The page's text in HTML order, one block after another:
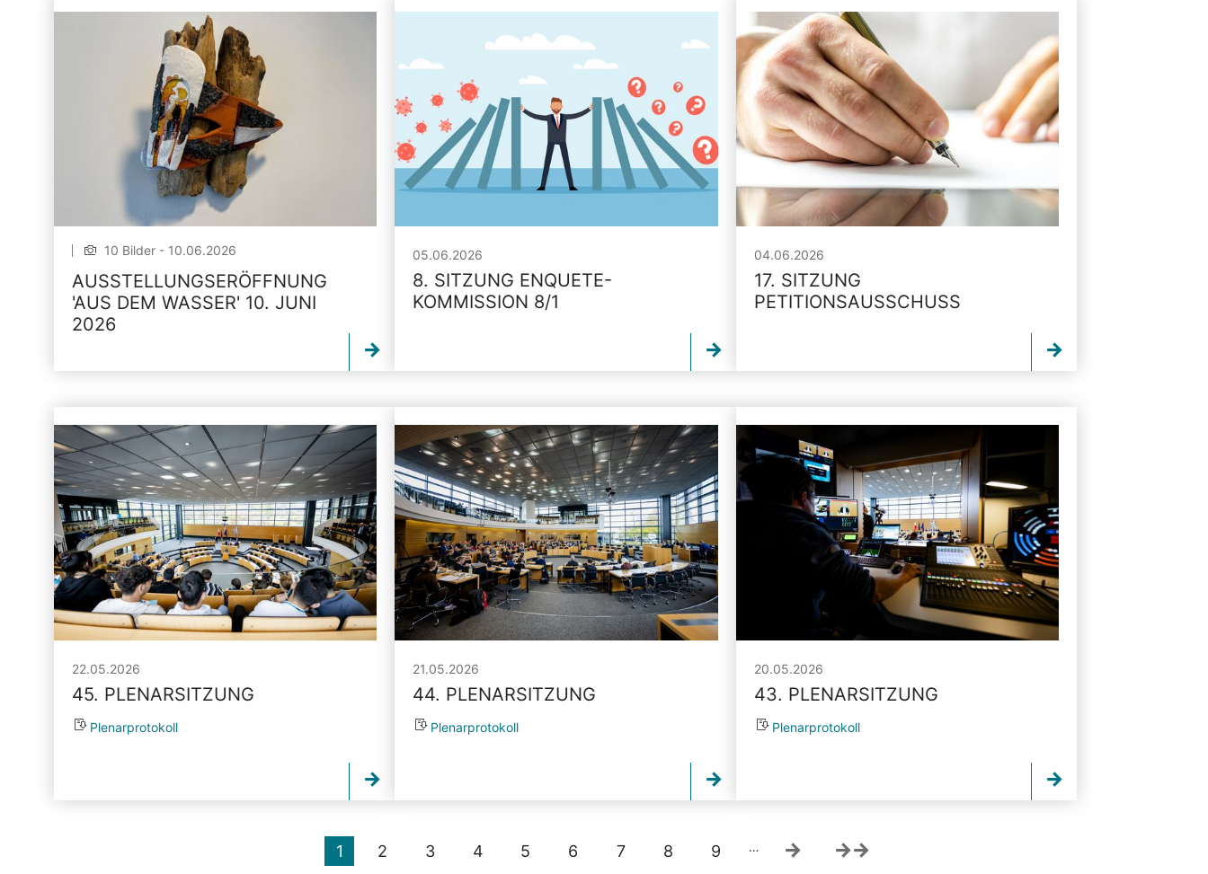
10 Bilder - 10.06.2026
AUSSTELLUNGSERÖFFNUNG
'AUS DEM WASSER' 10. JUNI
2026
05.06.2026
8. SITZUNG ENQUETE-
KOMMISSION 8/1
04.06.2026
17. SITZUNG
PETITIONSAUSSCHUSS
22.05.2026
45. PLENARSITZUNG
Plenarprotokoll
21.05.2026
44. PLENARSITZUNG
Plenarprotokoll
20.05.2026
43. PLENARSITZUNG
Plenarprotokoll
1 2 3 4 5 6 7 8 9 …